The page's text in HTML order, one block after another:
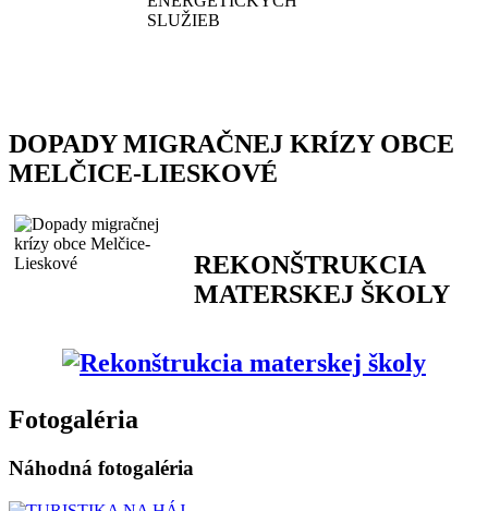
DOPADY MIGRAČNEJ KRÍZY OBCE
MELČICE-LIESKOVÉ
REKONŠTRUKCIA
MATERSKEJ ŠKOLY
Fotogaléria
Náhodná fotogaléria